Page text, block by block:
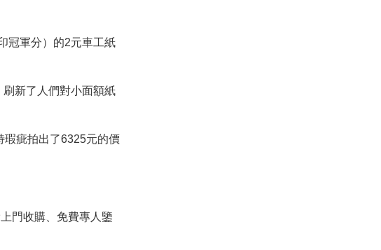
冠軍分）的2元車工紙
，刷新了人們對小面額紙
瑕疵拍出了6325元的價
收購、免費專人鑒